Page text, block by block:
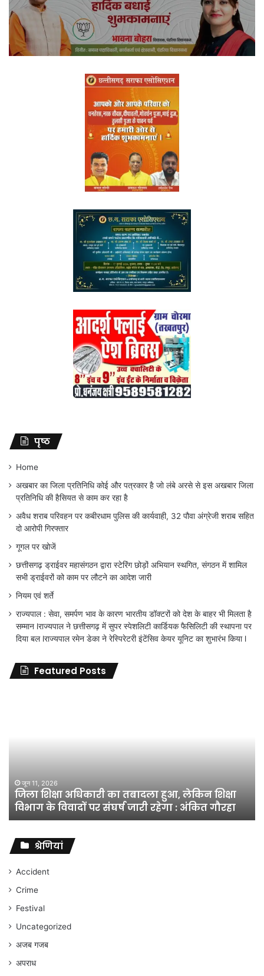
पृष्ठ
Home
अखबार का जिला प्रतिनिधि कोई और पत्रकार है जो लंबे अरसे से इस अखबार जिला
प्रतिनिधि की हैसियत से काम कर रहा है
अवैध शराब परिवहन पर कबीरधाम पुलिस की कार्यवाही, 32 पौवा अंग्रेजी शराब सहित
दो आरोपी गिरफ्तार
गूगल पर खोजें
छत्तीसगढ़ ड्राईवर महासंगठन द्वारा स्टेरिंग छोड़ों अभियान स्थगित, संगठन में शामिल
सभी ड्राईवरों को काम पर लौटने का आदेश जारी
नियम एवं शर्ते
राज्यपाल : सेवा, समर्पण भाव के कारण भारतीय डॉक्टरों को देश के बाहर भी मिलता है
सम्मान lराज्यपाल ने छत्तीसगढ़ में सुपर स्पेशलिटी कार्डियक फैसिलिटी की स्थापना पर
दिया बल lराज्यपाल रमेन डेका ने रेस्पिरेटरी इंटेंसिव केयर यूनिट का शुभारंभ किया l
Featured Posts
शिक्षा
विभाग
विवादों
संघर्ष
जारी
रहेगा
अंकित
गौरहा
जून 11, 2026
जिला शिक्षा अधिकारी का तबादला हुआ, लेकिन शिक्षा
विभाग के विवादों पर संघर्ष जारी रहेगा : अंकित गौरहा
श्रेणियां
Accident
Crime
Festival
Uncategorized
अजब गजब
अपराध